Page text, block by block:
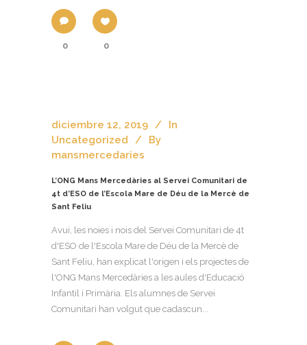
0 0
diciembre 12, 2019
In
Uncategorized
By
mansmercedaries
L’ONG Mans Mercedàries al Servei Comunitari de
4t d’ESO de l’Escola Mare de Déu de la Mercè de
Sant Feliu
Avui, les noies i nois del Servei Comunitari de 4t
d'ESO de l'Escola Mare de Déu de la Mercè de
Sant Feliu, han explicat l'origen i els projectes de
l'ONG Mans Mercedàries a les aules d'Educació
Infantil i Primària. Els alumnes de Servei
Comunitari han volgut que cadascun...